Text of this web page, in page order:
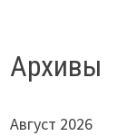
Архивы
Август 2026